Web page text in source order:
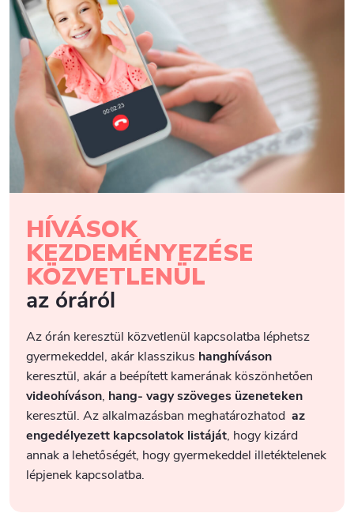
HÍVÁSOK
KEZDEMÉNYEZÉSE
KÖZVETLENÜL
az óráról
Az órán keresztül közvetlenül kapcsolatba léphetsz
gyermekeddel, akár klasszikus hanghíváson
keresztül, akár a beépített kamerának köszönhetően
videohíváson, hang- vagy szöveges üzeneteken
keresztül. Az alkalmazásban meghatározhatod az
engedélyezett kapcsolatok listáját, hogy kizárd
annak a lehetőségét, hogy gyermekeddel illetéktelenek
lépjenek kapcsolatba.